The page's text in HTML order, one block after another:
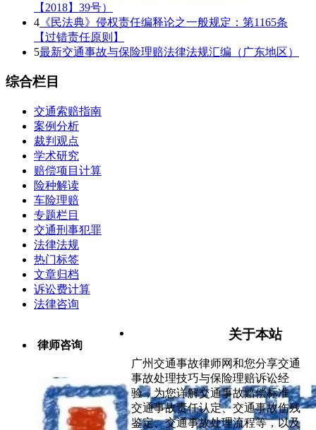
【2018】39号）
4 《民法典》侵权责任编释论之一般规定：第1165条
【过错责任原则】
5最新交通事故与保险理赔法律法规汇编（广东地区）
综合栏目
交通索赔指南
案例分析
裁判观点
学术研究
赔偿项目计算
险种解读
车险理赔
专题栏目
交通刑事犯罪
法律法规
热门标签
文章归档
诉讼费计算
法律咨询
律师咨询
关于本站
广州交通事故律师网和您分享交通
事故处理技巧与保险理赔诉讼经
验，为您详解交通事故赔偿标准、
交通事故责任认定、交通事故伤残
鉴定、交通事故处理流程等，以及